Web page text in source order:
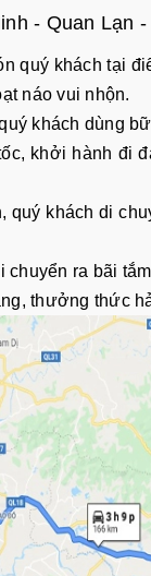
- Quan Lạn
quý khách tại
náo vui nhộn.
khách dùng
khởi hành đi
quý khách di
chuyển ra bãi
thưởng thức